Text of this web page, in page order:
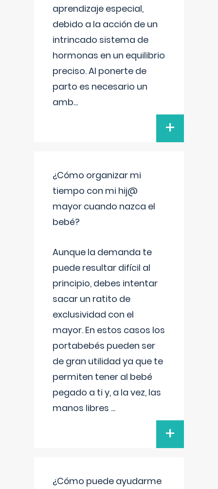
aprendizaje especial,
debido a la acción de un
intrincado sistema de
hormonas en un equilibrio
preciso. Al ponerte de
parto es necesario un
amb...
+
¿Cómo organizar mi
tiempo con mi hij@
mayor cuando nazca el
bebé?
Aunque la demanda te
puede resultar difícil al
principio, debes intentar
sacar un ratito de
exclusividad con el
mayor. En estos casos los
portabebés pueden ser
de gran utilidad ya que te
permiten tener al bebé
pegado a ti y, a la vez, las
manos libres ...
+
¿Cómo puede ayudarme